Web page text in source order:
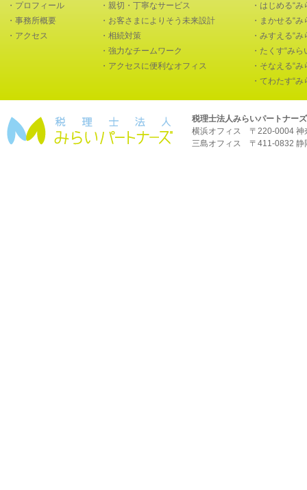
・ プロフィール
・ 事務所概要
・ アクセス
・ 親切・丁寧なサービス
・ お客さまによりそう未来設計
・ 相続対策
・ 強力なチームワーク
・ アクセスに便利なオフィス
・ はじめる“み
・ まかせる“み
・ みすえる“み
・ たくす“みら
・ そなえる“み
・ てわたす“み
税理士法人みらいパートナーズ
横浜オフィス 〒220-0004
三島オフィス 〒411-0832